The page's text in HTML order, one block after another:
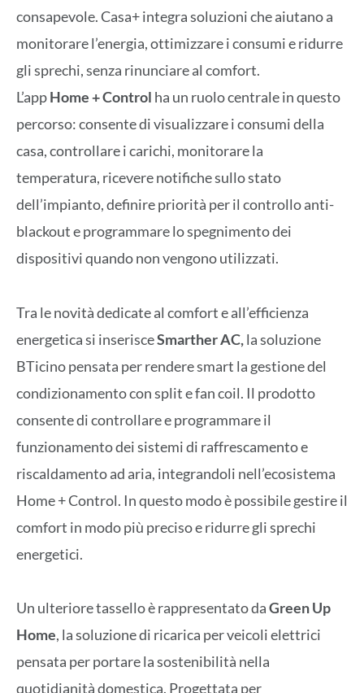
consapevole. Casa+ integra soluzioni che aiutano a
monitorare l’energia, ottimizzare i consumi e ridurre
gli sprechi, senza rinunciare al comfort.
L’appHome + Control ha un ruolo centrale in questo
percorso: consente di visualizzare i consumi della
casa, controllare i carichi, monitorare la
temperatura, ricevere notifiche sullo stato
dell’impianto, definire priorità per il controllo anti-
blackout e programmare lo spegnimento dei
dispositivi quando non vengono utilizzati.
Tra le novità dedicate al comfort e all’efficienza
energetica si inserisceSmarther AC,la soluzione
BTicino pensata per rendere smart la gestione del
condizionamento con split e fan coil. Il prodotto
consente di controllare e programmare il
funzionamento dei sistemi di raffrescamento e
riscaldamento ad aria, integrandoli nell’ecosistema
Home + Control. In questo modo è possibile gestire il
comfort in modo più preciso e ridurre gli sprechi
energetici.
Un ulteriore tassello è rappresentato daGreen Up
Home, la soluzione di ricarica per veicoli elettrici
pensata per portare la sostenibilità nella
quotidianità domestica. Progettata per